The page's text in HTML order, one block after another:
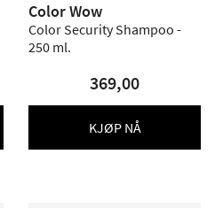
Color Wow
Color Security Shampoo -
250 ml.
369,00
KJØP NÅ